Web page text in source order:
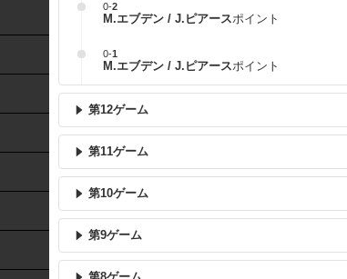
0-2
M.エブデン / J.ピアースポイント
0-1
M.エブデン / J.ピアースポイント
第12ゲーム
第11ゲーム
第10ゲーム
第9ゲーム